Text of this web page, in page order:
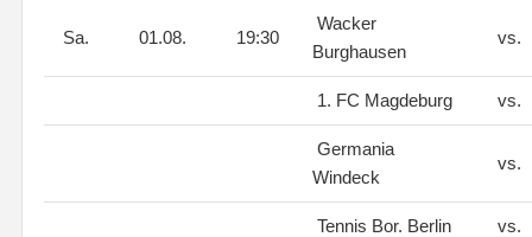
Sa. 01.08. 19:30
Wacker
Burghausen
vs.
1. FC Magdeburg vs.
Germania
Windeck
vs.
Tennis Bor. Berlin vs.